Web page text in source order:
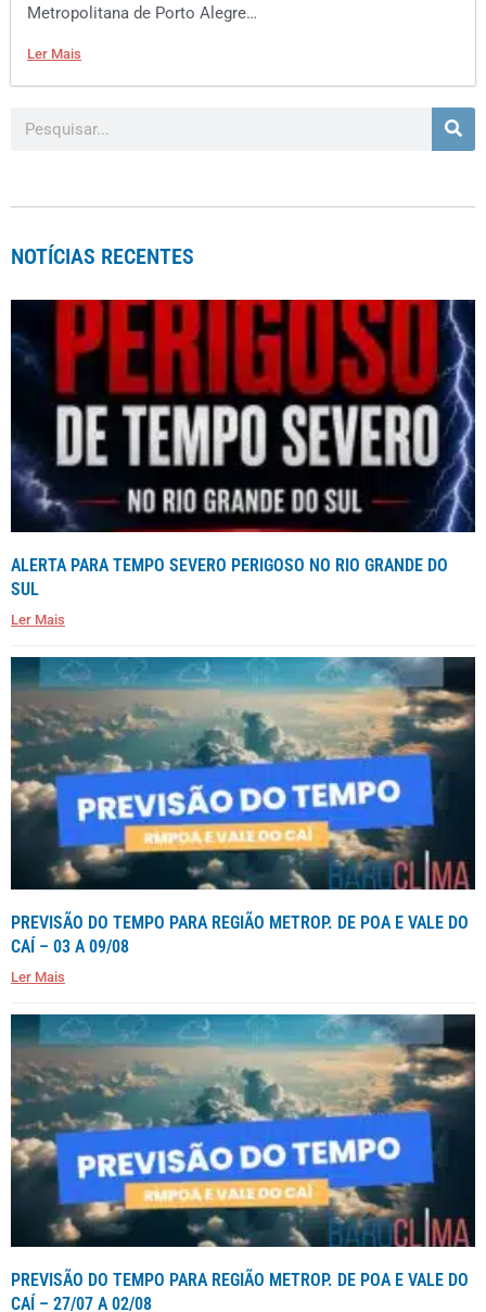
Metropolitana de Porto Alegre…
Ler Mais
NOTÍCIAS RECENTES
ALERTA PARA TEMPO SEVERO PERIGOSO NO RIO GRANDE DO
SUL
Ler Mais
PREVISÃO DO TEMPO PARA REGIÃO METROP. DE POA E VALE DO
CAÍ – 03 A 09/08
Ler Mais
PREVISÃO DO TEMPO PARA REGIÃO METROP. DE POA E VALE DO
CAÍ – 27/07 A 02/08